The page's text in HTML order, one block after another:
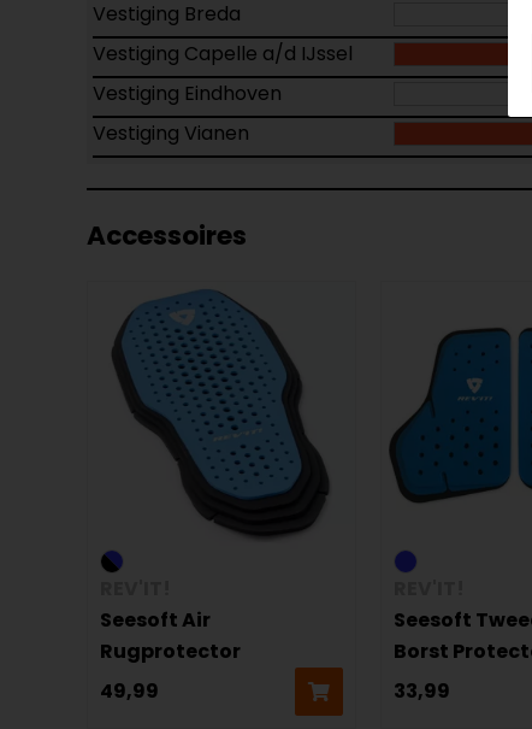
Vestiging Breda
Vestiging Capelle a/d IJssel
Vestiging Eindhoven
Vestiging Vianen
Accessoires
Seesoft Air
Rugprotector
49,99
Seesoft
Borst
33,99